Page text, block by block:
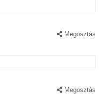
Megosztás
Megosztás